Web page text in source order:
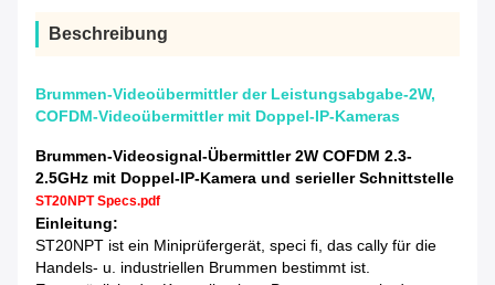
Beschreibung
Brummen-Videoübermittler der Leistungsabgabe-2W,
COFDM-Videoübermittler mit Doppel-IP-Kameras
Brummen-Videosignal-Übermittler 2W COFDM 2.3-
2.5GHz mit Doppel-IP-Kamera und serieller Schnittstelle
ST20NPT Specs.pdf
Einleitung:
ST20NPT ist ein Miniprüfergerät, speci ﬁ, das cally für die
Handels- u. industriellen Brummen bestimmt ist.